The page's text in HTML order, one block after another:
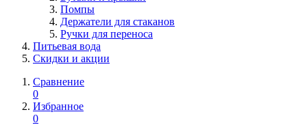
Помпы
Держатели для стаканов
Ручки для переноса
Питьевая вода
Скидки и акции
Сравнение
0
Избранное
0